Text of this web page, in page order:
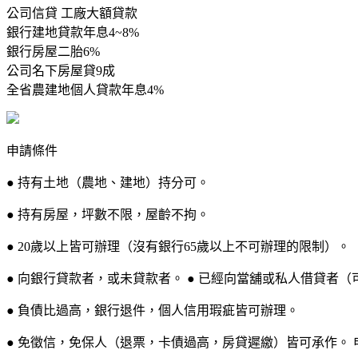
公司信貸 工廠大額貸款
銀行建地貸款年息4~8%
銀行房屋二胎6%
公司名下房屋貸9成
全省農建地個人貸款年息4%
申請條件
● 持有土地（農地、建地）持分可。
● 持有房屋，坪數不限，屋齡不拘。
● 20歲以上皆可辦理（沒有銀行65歲以上不可辦理的限制）。
● 向銀行貸款者，或未貸款者。 ● 已經向當舖或私人借貸者（
● 負債比過高，銀行退件，個人信用瑕疵皆可辦理。
● 免徵信，免保人（退票，卡債過高，房貸遲繳）皆可承作。